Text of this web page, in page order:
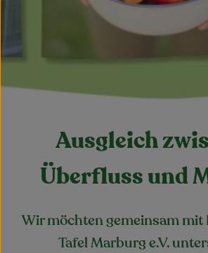
Obst & Gemüse
Getränke
Kosmetik
Ausgleich
Überfluss und
Wir möchten gemeinsam mit
Tafel Marburg e.V.